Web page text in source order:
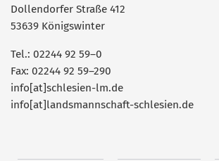
Dollendorfer Straße 412
53639 Königswinter
Tel.: 02244 92 59–0
Fax: 02244 92 59–290
info[at]schlesien-lm.de
info[at]landsmannschaft-schlesien.de